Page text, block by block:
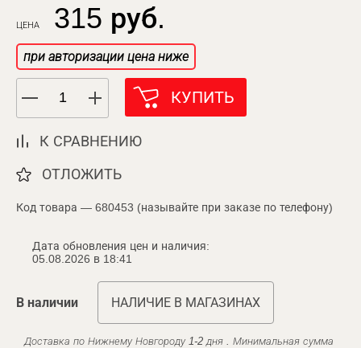
ЦЕНА 315 руб.
при авторизации цена ниже
КУПИТЬ
К СРАВНЕНИЮ
ОТЛОЖИТЬ
Код товара — 680453 (называйте при заказе по телефону)
Дата обновления цен и наличия:
05.08.2026 в 18:41
В наличии НАЛИЧИЕ В МАГАЗИНАХ
Доставка по Нижнему Новгороду 1-2 дня . Минимальная сумма